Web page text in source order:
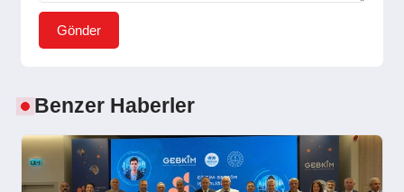
Gönder
Benzer Haberler